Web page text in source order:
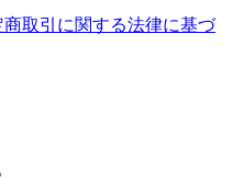
取引に関する法律に基づ